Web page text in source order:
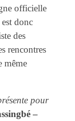
officielle
donc
des
rencontres
même
pour
–